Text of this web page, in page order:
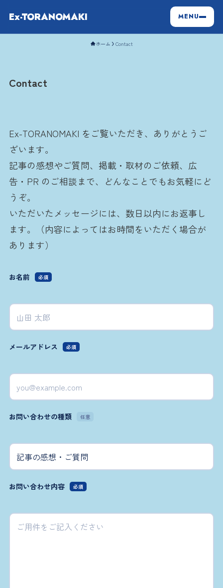
Ex-TORANOMAKI MENU
ホーム Contact
Contact
Ex-TORANOMAKI をご覧いただき、ありがとうご
ざいます。
記事の感想やご質問、掲載・取材のご依頼、広
告・PR のご相談まで、どんなことでもお気軽にど
うぞ。
いただいたメッセージには、数日以内にお返事し
ます。（内容によってはお時間をいただく場合が
あります）
お名前 必須
メールアドレス 必須
お問い合わせの種類 任意
お問い合わせ内容 必須